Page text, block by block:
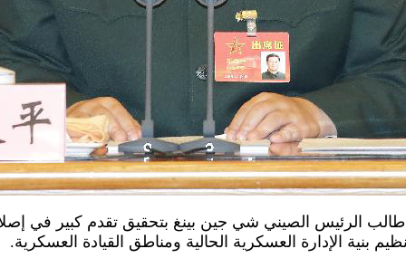
2015 (شينخوا) طالب الرئيس الصيني شي جين بينغ بتحقيق تقدم كبير